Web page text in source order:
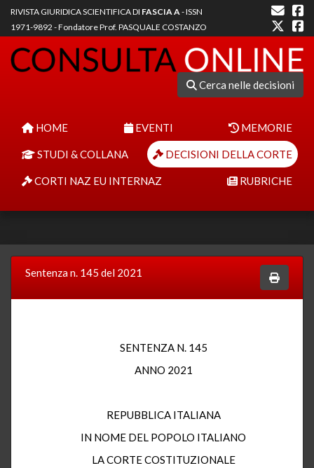
RIVISTA GIURIDICA SCIENTIFICA DI FASCIA A- ISSN
1971-9892 - Fondatore Prof. PASQUALE COSTANZO
Cerca nelle decisioni
HOME EVENTI MEMORIE
STUDI & COLLANA DECISIONI DELLA CORTE
CORTI NAZ EU INTERNAZ RUBRICHE
Sentenza n. 145 del 2021
SENTENZA N. 145
ANNO 2021
REPUBBLICA ITALIANA
IN NOME DEL POPOLO ITALIANO
LA CORTE COSTITUZIONALE